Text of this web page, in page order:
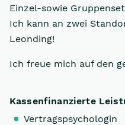
Einzel-sowie
Ich kann an zwei
Leonding!
Ich freue mich auf den
Kassenfinanzierte
Vertragspsychologin